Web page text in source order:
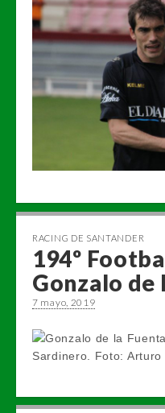
RACING DE SANTANDER
194º
Gonzalo de
7 mayo, 2019